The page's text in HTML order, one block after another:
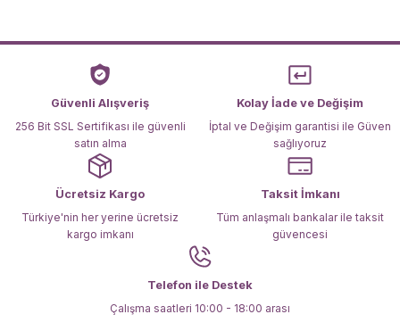
Ürün açıklamasında eksik bilgiler bulunuyor.
Ürün bilgilerinde hatalar bulunuyor.
Ürün fiyatı diğer sitelerden daha pahalı.
Bu ürüne benzer farklı alternatifler olmalı.
Güvenli Alışveriş
256 Bit SSL Sertifikası ile güvenli
satın alma
Kolay İade ve Değişim
İptal ve Değişim garantisi ile Güven
sağlıyoruz
Ücretsiz Kargo
Türkiye'nin her yerine ücretsiz
kargo imkanı
Taksit İmkanı
Tüm anlaşmalı bankalar ile taksit
güvencesi
Telefon ile Destek
Çalışma saatleri 10:00 - 18:00 arası